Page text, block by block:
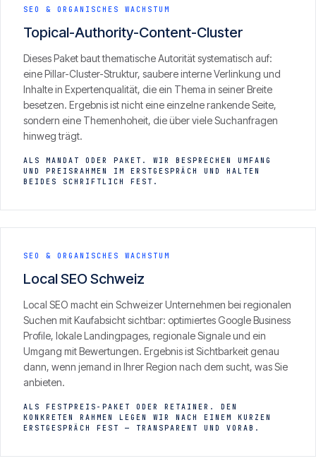
SEO & ORGANISCHES WACHSTUM
Topical-Authority-Content-Cluster
Dieses Paket baut thematische Autorität systematisch auf:
eine Pillar-Cluster-Struktur, saubere interne Verlinkung und
Inhalte in Expertenqualität, die ein Thema in seiner Breite
besetzen. Ergebnis ist nicht eine einzelne rankende Seite,
sondern eine Themenhoheit, die über viele Suchanfragen
hinweg trägt.
ALS MANDAT ODER PAKET. WIR BESPRECHEN UMFANG
UND PREISRAHMEN IM ERSTGESPRÄCH UND HALTEN
BEIDES SCHRIFTLICH FEST.
SEO & ORGANISCHES WACHSTUM
Local SEO Schweiz
Local SEO macht ein Schweizer Unternehmen bei regionalen
Suchen mit Kaufabsicht sichtbar: optimiertes Google Business
Profile, lokale Landingpages, regionale Signale und ein
Umgang mit Bewertungen. Ergebnis ist Sichtbarkeit genau
dann, wenn jemand in Ihrer Region nach dem sucht, was Sie
anbieten.
ALS FESTPREIS-PAKET ODER RETAINER. DEN
KONKRETEN RAHMEN LEGEN WIR NACH EINEM KURZEN
ERSTGESPRÄCH FEST — TRANSPARENT UND VORAB.